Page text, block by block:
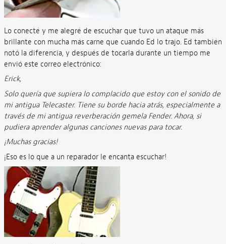
Lo conecté y me alegré de escuchar que tuvo un ataque más
brillante con mucha más carne que cuando Ed lo trajo. Ed también
notó la diferencia, y después de tocarla durante un tiempo me
envió este correo electrónico:
Erick,
Solo quería que supiera lo complacido que estoy con el sonido de
mi antigua Telecaster. Tiene su borde hacia atrás, especialmente a
través de mi antigua reverberación gemela Fender. Ahora, si
pudiera aprender algunas canciones nuevas para tocar.
¡Muchas gracias!
¡Eso es lo que a un reparador le encanta escuchar!